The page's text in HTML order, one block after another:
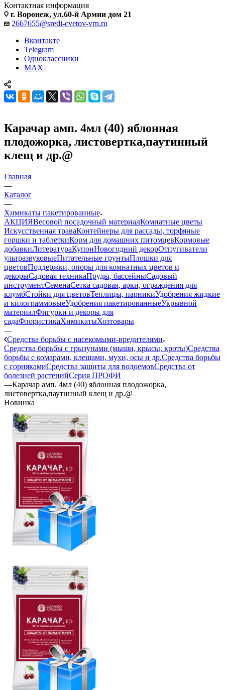
Контактная информация
г. Воронеж, ул.60-й Армии дом 21
2667655@sredi-cvetov-vrn.ru
Вконтакте
Telegram
Одноклассники
MAX
Карачар амп. 4мл (40) яблонная
плодожорка, листовертка,паутинный
клещ и др.@
Главная
—
Каталог
—
Химикаты пакетированные
АКЦИЯВесовой посадочный материалКомнатные цветы
Искусственная траваКонтейнеры для рассады, торфяные
горшки и таблеткиКорм для домашних питомцевКормовые
добавкиЛитератураКупонНовогодний декорОтпугиватели
ультразвуковыеПитательные грунтыПлошки для
цветовПоддержки, опоры для комнатных цветов и
декорыСадовая техникаПруды, бассейныСадовый
инструментСеменаСетка садовая, арки, ограждения для
клумбСтойки для цветовТеплицы, парникиУдобрения жидкие
и килограммовыеУдобрения пакетированныеУкрывной
материалФигурки и декоры для
садаФлористикаХимикатыХозтовары
—
Средства борьбы с насекомыми-вредителями
Средства борьбы с грызунами (мыши, крысы, кроты)Средства
борьбы с комарами, клещами, мухи, осы и др.Средства борьбы
с сорнякамиСредства защиты для водоемовСредства от
болезней растенийСерия ПРОФИ
—Карачар амп. 4мл (40) яблонная плодожорка,
листовертка,паутинный клещ и др.@
Новинка